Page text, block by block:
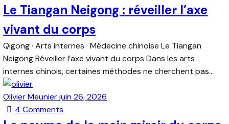
Le Tiangan Neigong : réveiller l’axe
vivant du corps
Qigong · Arts internes · Médecine chinoise Le Tiangan
Neigong Réveiller l’axe vivant du corps Dans les arts
internes chinois, certaines méthodes ne cherchent pas…
Olivier Meunierjuin 26, 2026
4 Comments